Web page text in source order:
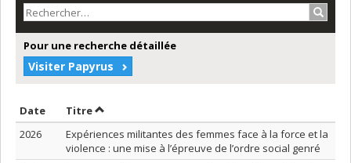
Pour une recherche détaillée
Visiter Papyrus
Date Trier par date en ordre croissant
TitreTrier par titre en ordre croissant
2026
Expériences militantes des femmes face à la force et la
violence : une mise à l’épreuve de l’ordre social genré